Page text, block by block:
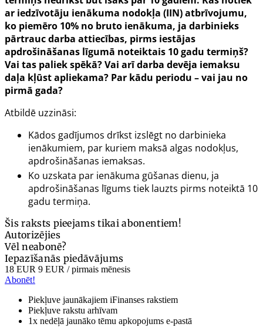
ar iedzīvotāju ienākuma nodokļa (IIN) atbrīvojumu,
ko piemēro 10% no bruto ienākuma, ja darbinieks
pārtrauc darba attiecības, pirms iestājas
apdrošināšanas līgumā noteiktais 10 gadu termiņš?
Vai tas paliek spēkā? Vai arī darba devēja iemaksu
daļa kļūst apliekama? Par kādu periodu – vai jau no
pirmā gada?
Atbildē uzzināsi:
Kādos gadījumos drīkst izslēgt no darbinieka
ienākumiem, par kuriem maksā algas nodokļus,
apdrošināšanas iemaksas.
Ko uzskata par ienākuma gūšanas dienu, ja
apdrošināšanas līgums tiek lauzts pirms noteiktā 10
gadu termiņa.
Šis raksts pieejams tikai abonentiem!
Autorizējies
Vēl neabonē?
Iepazīšanās piedāvājums
18 EUR 9 EUR / pirmais mēnesis
Abonēt!
Piekļuve jaunākajiem iFinanses rakstiem
Piekļuve rakstu arhīvam
1x nedēļā jaunāko tēmu apkopojums e-pastā